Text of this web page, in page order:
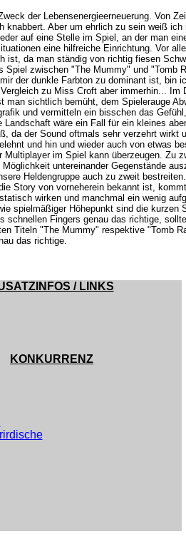
der Lebensenergieerneuerung. Von
knabbert. Aber um ehrlich zu sein weiß
auf eine Stelle im Spiel, an der man
eine hilfreiche Einrichtung. Vor
ist, da man ständig von richtig fiesen
Spiel zwischen "The Mummy" und "Tomb
der dunkle Farbton zu dominant ist, bin
zu Miss Croft aber immerhin...
man sichtlich bemüht, dem Spielerauge
und vermitteln ein bisschen das
Landschaft wäre ein Fall für ein kleines
da der Sound oftmals sehr verzehrt
und hin und wieder auch von etwas
Multiplayer im Spiel kann überzeugen. Zu
Möglichkeit untereinander Gegenstände
Heldengruppe auch zu zweit
Story von vorneherein bekannt ist,
wirken und manchmal ein wenig
spielmäßiger Höhepunkt sind die
schnellen Fingers genau das richtige,
Titeln "The Mummy" respektive "Tomb
das richtige.
/ LINKS
KONKURRENZ